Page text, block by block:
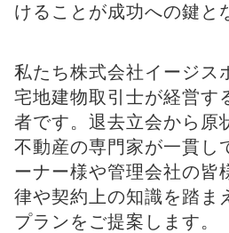
けることが成功への鍵と
私たち株式会社イージス
宅地建物取引士が経営す
者です。退去立会から原
不動産の専門家が一貫し
ーナー様や管理会社の皆
律や契約上の知識を踏ま
プランをご提案します。